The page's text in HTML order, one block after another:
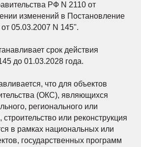
РФ N 2110 от
изменений в Постановление
05.03.2007 N 145".
срок действия
до 01.03.2028 года.
что для объектов
(ОКС), являющихся
регионального или
строительство или реконструкция
в рамках национальных или
государственных программ